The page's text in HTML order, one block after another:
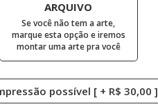
ARQUIVO
Se você não tem a arte,
marque esta opção e iremos
montar uma arte pra você
possível [ + R$ 30,00 ]